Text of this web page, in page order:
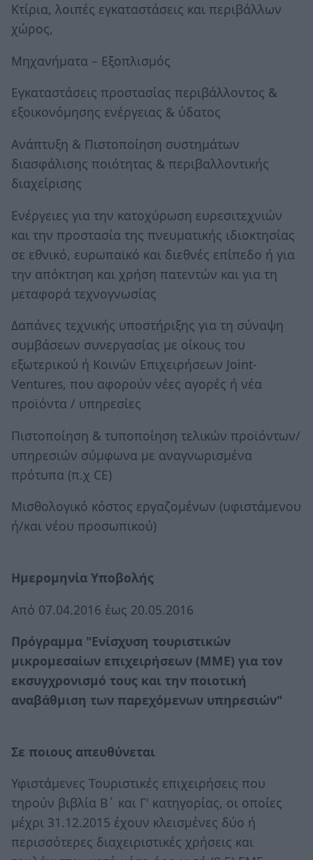
Κτίρια, λοιπές εγκαταστάσεις και περιβάλλων
χώρος,
Μηχανήματα – Εξοπλισμός
Εγκαταστάσεις προστασίας περιβάλλοντος &
εξοικονόμησης ενέργειας & ύδατος
Ανάπτυξη & Πιστοποίηση συστημάτων
διασφάλισης ποιότητας & περιβαλλοντικής
διαχείρισης
Ενέργειες για την κατοχύρωση ευρεσιτεχνιών
και την προστασία της πνευματικής ιδιοκτησίας
σε εθνικό, ευρωπαϊκό και διεθνές επίπεδο ή για
την απόκτηση και χρήση πατεντών και για τη
μεταφορά τεχνογνωσίας
Δαπάνες τεχνικής υποστήριξης για τη σύναψη
συμβάσεων συνεργασίας με οίκους του
εξωτερικού ή Κοινών Επιχειρήσεων Joint‐
Ventures, που αφορούν νέες αγορές ή νέα
προϊόντα / υπηρεσίες
Πιστοποίηση & τυποποίηση τελικών προϊόντων/
υπηρεσιών σύμφωνα με αναγνωρισμένα
πρότυπα (π.χ CE)
Μισθολογικό κόστος εργαζομένων (υφιστάμενου
ή/και νέου προσωπικού)
Ημερομηνία Υποβολής
Από 07.04.2016 έως 20.05.2016
Πρόγραμμα "Ενίσχυση τουριστικών
μικρομεσαίων επιχειρήσεων (ΜΜΕ) για τον
εκσυγχρονισμό τους και την ποιοτική
αναβάθμιση των παρεχόμενων υπηρεσιών"
Σε ποιους απευθύνεται
Υφιστάμενες Τουριστικές επιχειρήσεις που
τηρούν βιβλία Β΄ και Γ' κατηγορίας, οι οποίες
μέχρι 31.12.2015 έχουν κλεισμένες δύο ή
περισσότερες διαχειριστικές χρήσεις και